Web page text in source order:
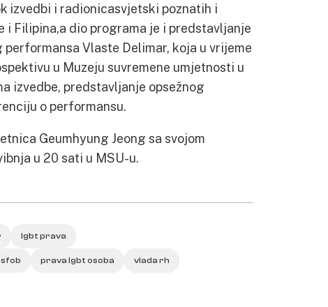
izvedbi i radionicasvjetski poznatih i
i Filipina,a dio programa je i predstavljanje
Vlaste Delimar, koja u vrijeme
u Muzeju suvremene umjetnosti u
izvedbe, predstavljanje opsežnog
o performansu.
Geumhyung Jeong sa svojom
u 20 sati u MSU-u.
lgbt prava
prava lgbt osoba vlada rh